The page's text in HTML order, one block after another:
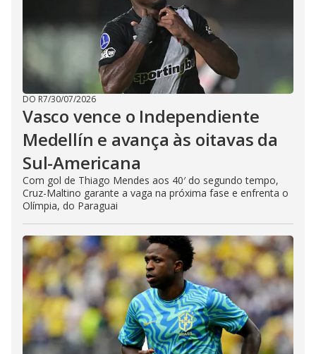
DO R7/30/07/2026
Vasco vence o Independiente
Medellín e avança às oitavas da
Sul-Americana
Com gol de Thiago Mendes aos 40′ do segundo tempo,
Cruz-Maltino garante a vaga na próxima fase e enfrenta o
Olímpia, do Paraguai